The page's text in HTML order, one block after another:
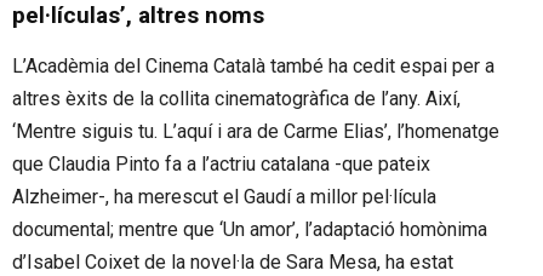
pel·lículas’, altres noms
L’Acadèmia del Cinema Català també ha cedit espai per a
altres èxits de la collita cinematogràfica de l’any. Així,
‘Mentre siguis tu. L’aquí i ara de Carme Elias’, l’homenatge
que Claudia Pinto fa a l’actriu catalana -que pateix
Alzheimer-, ha merescut el Gaudí a millor pel·lícula
documental; mentre que ‘Un amor’, l’adaptació homònima
d’Isabel Coixet de la novel·la de Sara Mesa, ha estat